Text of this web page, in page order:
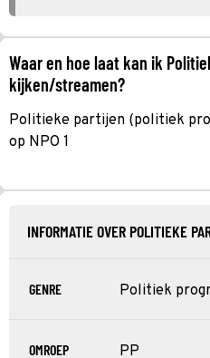
Waar en hoe laat kan ik
kijken/streamen?
Politieke partijen (politiek
op NPO 1
INFORMATIE OVER POLITIEKE
GENRE Politiek
OMROEP PP